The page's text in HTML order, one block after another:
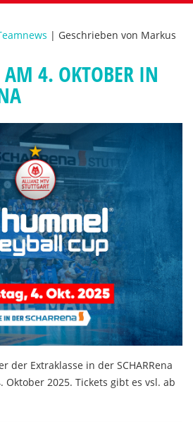
| Geschrieben von Markus
4. OKTOBER IN
der Extraklasse in der SCHARRena
Oktober 2025. Tickets gibt es vsl. ab